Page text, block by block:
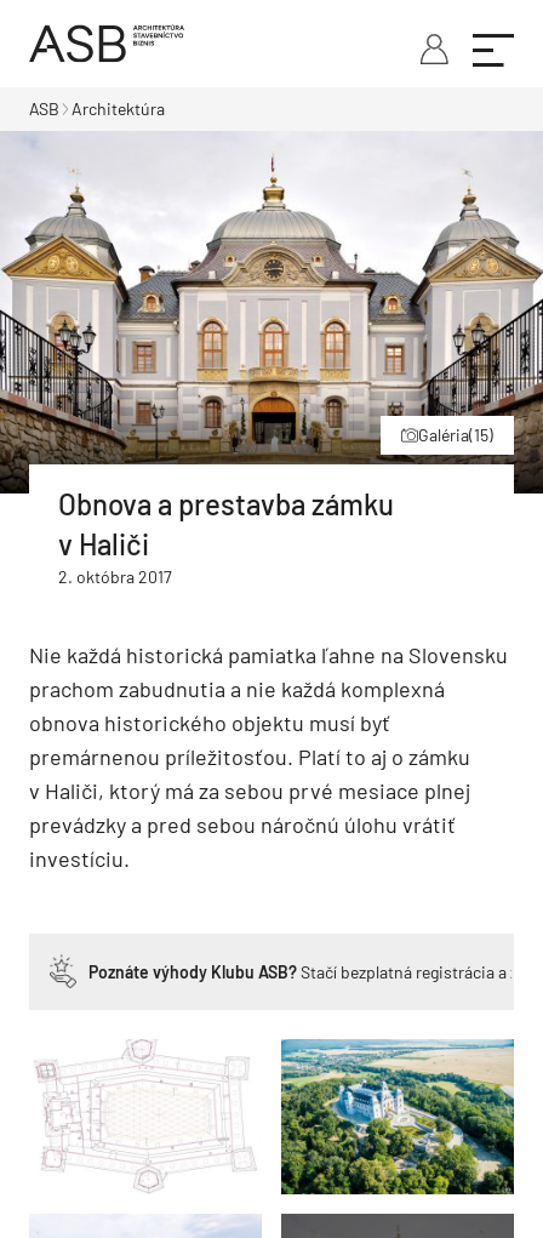
ASB Architektúra
Galéria(15)
Obnova a prestavba zámku
v Haliči
2. októbra 2017
Nie každá historická pamiatka ľahne na Slovensku
prachom zabudnutia a nie každá komplexná
obnova historického objektu musí byť
premárnenou príležitosťou. Platí to aj o zámku
v Haliči, ktorý má za sebou prvé mesiace plnej
prevádzky a pred sebou náročnú úlohu vrátiť
investíciu.
Poznáte výhody Klubu ASB?Stačí bezplatná registrácia a